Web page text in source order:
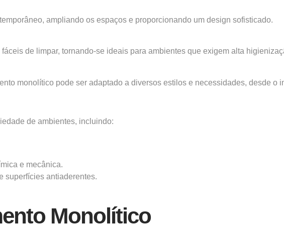
ampliando os espaços e proporcionando um design sofisticado.
de limpar, tornando-se ideais para ambientes que exigem alta
monolítico pode ser adaptado a diversos estilos e necessidades, desde o
de ambientes, incluindo:
e mecânica.
superfícies antiaderentes.
Monolítico